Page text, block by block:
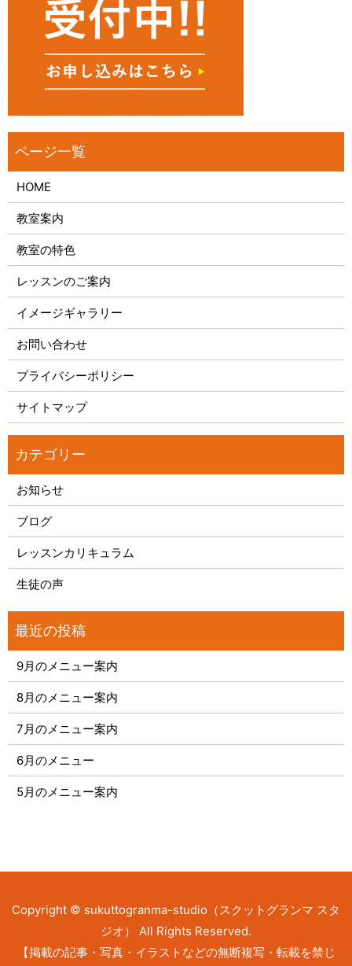
HOME
教室案内
教室の特色
レッスンのご案内
イメージギャラリー
お問い合わせ
プライバシーポリシー
サイトマップ
お知らせ
ブログ
レッスンカリキュラム
生徒の声
9月のメニュー案内
8月のメニュー案内
7月のメニュー案内
6月のメニュー
5月のメニュー案内
Copyright © sukuttogranma-studio（スクットグランマ スタ
ジオ） All Rights Reserved.
【掲載の記事・写真・イラストなどの無断複写・転載を禁じ